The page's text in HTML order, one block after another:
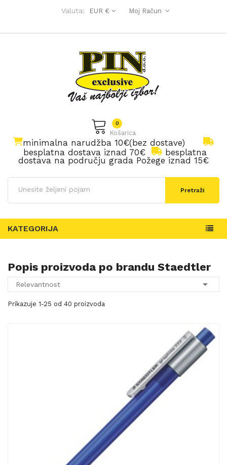
Valuta: EUR € Moj Račun
Košarica
0
minimalna narudžba 10€(bez dostave)
besplatna dostava iznad 70€
besplatna
dostava na području grada Požege iznad 15€
Pretraži
KATEGORIJA
Popis proizvoda po brandu Staedtler
Relevantnost 
Prikazuje 1-25 od 40 proizvoda